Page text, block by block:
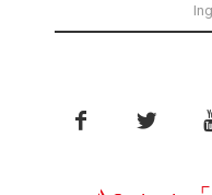
 